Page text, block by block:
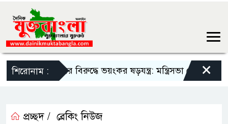
শিরোনাম :
সরকারের বিরুদ্ধে ভয়ংকর ষড়যন্ত্র: মন্ত্রিসভা থেকে বাদ পড়তে×
প্রচ্ছদ / ব্রেকিং নিউজ